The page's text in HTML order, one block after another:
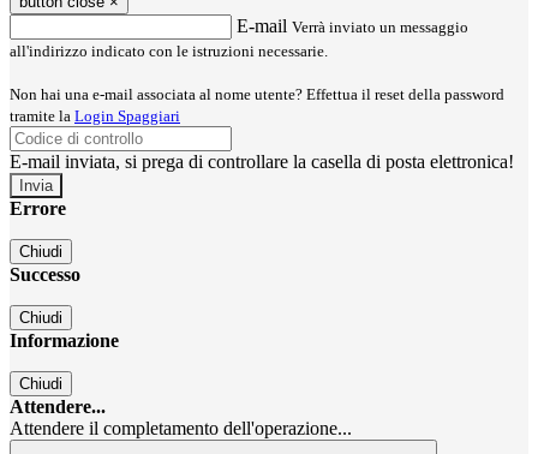
E-mail Verrà inviato un messaggio
all'indirizzo indicato con le istruzioni necessarie.
Non hai una e-mail associata al nome utente? Effettua il reset della password
tramite la Login Spaggiari
E-mail inviata, si prega di controllare la casella di posta elettronica!
Errore
Chiudi
Successo
Chiudi
Informazione
Chiudi
Attendere...
Attendere il completamento dell'operazione...